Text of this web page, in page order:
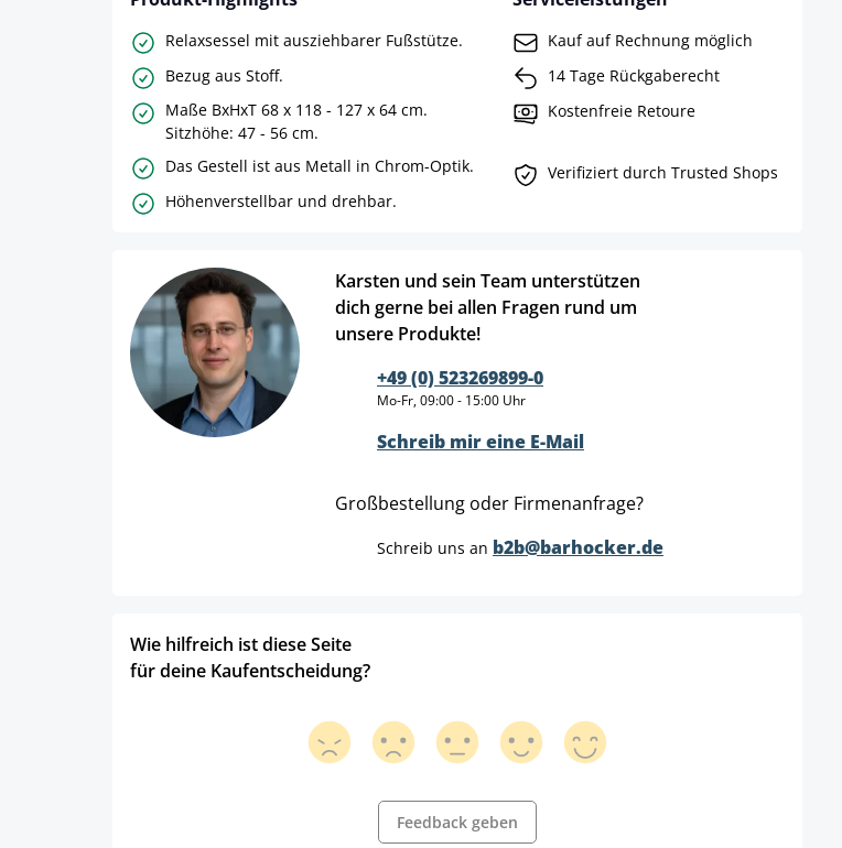
Relaxsessel mit ausziehbarer Fußstütze.
Bezug aus Stoff.
Maße BxHxT 68 x 118 - 127 x 64 cm.
Sitzhöhe: 47 - 56 cm.
Das Gestell ist aus Metall in Chrom-Optik.
Höhenverstellbar und drehbar.
Kauf auf Rechnung möglich
14 Tage Rückgaberecht
Kostenfreie Retoure
Verifiziert durch Trusted Shops
Karsten und sein Team unterstützen
dich gerne bei allen Fragen rund um
unsere Produkte!
+49 (0) 523269899-0
Mo-Fr, 09:00 - 15:00 Uhr
Schreib mir eine E-Mail
Großbestellung oder Firmenanfrage?
Schreib uns an b2b@barhocker.de
Wie hilfreich ist diese Seite
für deine Kaufentscheidung?
Feedback geben